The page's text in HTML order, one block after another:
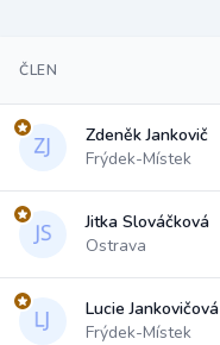
ČLEN
Zdeněk Jankovič
Frýdek-Místek
Jitka Slováčková
Ostrava
Lucie Jankovičová
Frýdek-Místek